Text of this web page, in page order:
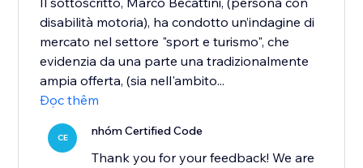
disabilità motoria), ha condotto un’indagine di
mercato nel settore "sport e turismo", che
evidenzia da una parte una tradizionalmente
ampia offerta, (sia nell'ambito...
Đọc thêm
CE nhóm Certified Code
Thank you for your feedback! We are